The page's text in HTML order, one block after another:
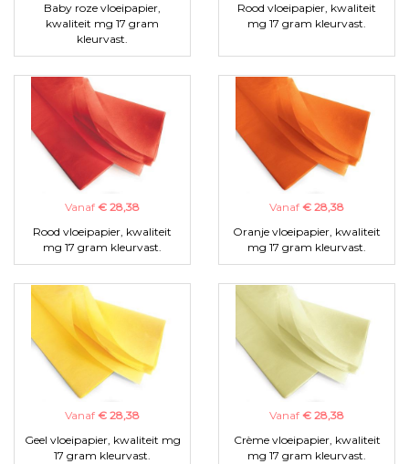
Baby roze vloeipapier,
kwaliteit mg 17 gram
kleurvast.
Rood vloeipapier, kwaliteit
mg 17 gram kleurvast.
Vanaf € 28,38
Rood vloeipapier, kwaliteit
mg 17 gram kleurvast.
Vanaf € 28,38
Oranje vloeipapier, kwaliteit
mg 17 gram kleurvast.
Vanaf € 28,38
Geel vloeipapier, kwaliteit mg
17 gram kleurvast.
Vanaf € 28,38
Crème vloeipapier, kwaliteit
mg 17 gram kleurvast.